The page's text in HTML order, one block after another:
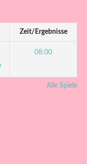
Zeit/Ergebnisse
08:00
Alle Spiele